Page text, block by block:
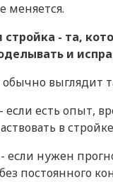
меняется.
стройка - та,
и
выглядит
- если есть опыт,
в
- если нужен
постоянного